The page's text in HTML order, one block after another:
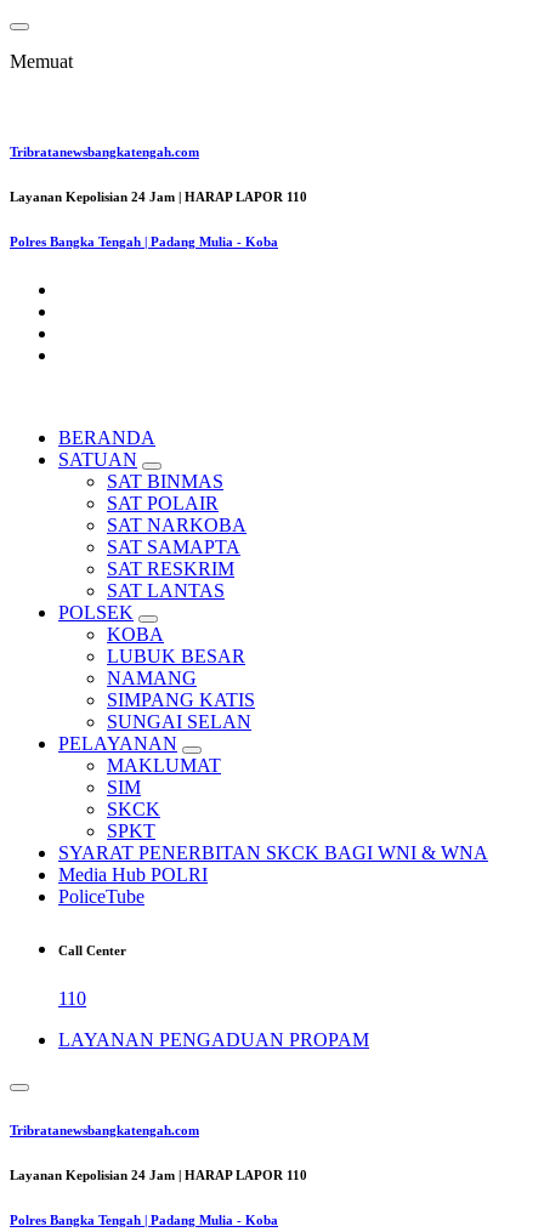
Lewati
konten
Memuat
Tribratanewsbangkatengah.com
Layanan Kepolisian 24 Jam | HARAP LAPOR 110
Polres Bangka Tengah | Padang Mulia - Koba
BERANDA
SATUAN
SAT BINMAS
SAT POLAIR
SAT NARKOBA
SAT SAMAPTA
SAT RESKRIM
SAT LANTAS
POLSEK
KOBA
LUBUK BESAR
NAMANG
SIMPANG KATIS
SUNGAI SELAN
PELAYANAN
MAKLUMAT
SIM
SKCK
SPKT
SYARAT PENERBITAN SKCK BAGI WNI & WNA
Media Hub POLRI
PoliceTube
Call Center
110
LAYANAN PENGADUAN PROPAM
Tribratanewsbangkatengah.com
Layanan Kepolisian 24 Jam | HARAP LAPOR 110
Polres Bangka Tengah | Padang Mulia - Koba